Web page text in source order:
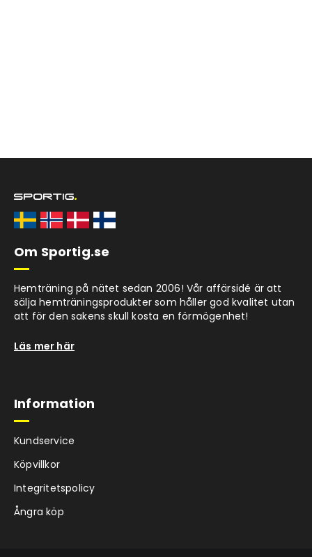
Om Sportig.se
Hemträning på nätet sedan 2006! Vår affärsidé är att
sälja hemträningsprodukter som håller god kvalitet utan
att för den sakens skull kosta en förmögenhet!
Läs mer här
Information
Kundservice
Köpvillkor
Integritetspolicy
Ångra köp